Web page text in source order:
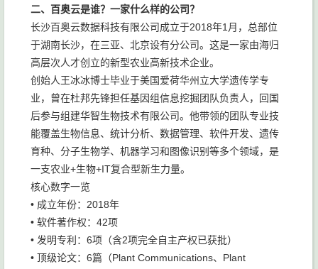
二、百奥云是谁？一家什么样的公司？
长沙百奥云数据科技有限公司成立于2018年1月，总部位
于湖南长沙，在三亚、北京设有分公司。这是一家由海归
高层次人才创立的新型农业高新技术企业。
创始人王冰冰博士毕业于美国爱荷华州立大学遗传学专
业，曾在杜邦先锋担任基因组信息挖掘团队负责人，回国
后参与组建华智生物技术有限公司。他带领的团队专业技
能覆盖生物信息、统计分析、数据管理、软件开发、遗传
育种、分子生物学、机器学习和图像识别等多个领域，是
一支农业+生物+IT复合型新生力量。
核心数字一览
• 成立年份：2018年
• 软件著作权：42项
• 发明专利：6项（含2项完全自主产权已获批）
• 顶级论文：6篇（Plant Communications、Plant